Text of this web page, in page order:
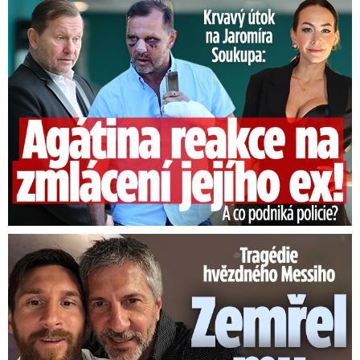
Obálka a ilustrace: Karolína „Asano“ Kufová •
Počet stran: 336 • Vydavatel: Fantom Print,
2026.
Útok na Jaromíra Soukupa: Reakce Agáty na zmlácení jejího ex
Tragédie hvězdného Messiho: Zemřel mu táta (†68)!